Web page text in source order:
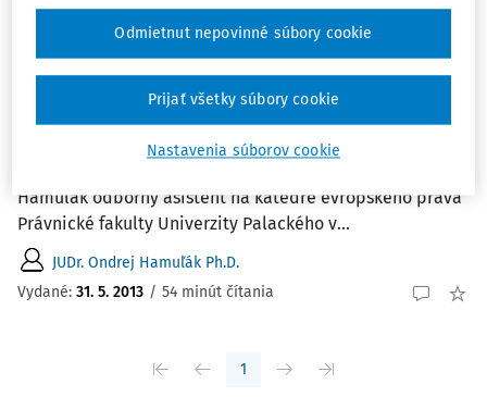
Suverenita státu včera a dnes - k
dynamice pojmu a hermeneutickým
posunům v jeho chápání
Suverenita státu včera a dnes - k dynamice pojmu a
Hamuľák odborný asistent na katedře evropského práva
Právnické fakulty Univerzity Palackého v...
JUDr. Ondrej Hamuľák Ph.D.
Vydané: 31. 5. 2013 / 54 minút čítania
1
Nastavenia súborov cookie
Odmietnut nepovinné súbory cookie
Prijať všetky súbory cookie